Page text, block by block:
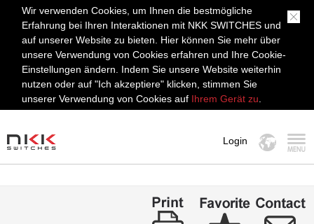
Wir verwenden Cookies, um Ihnen die bestmögliche
Erfahrung bei Ihren Interaktionen mit NKK SWITCHES und
auf unserer Website zu bieten. Hier können Sie mehr über
unsere Verwendung von Cookies erfahren und Ihre Cookie-
Einstellungen ändern. Indem Sie unsere Website weiterhin
nutzen oder auf "Ich akzeptiere" klicken, stimmen Sie
unserer Verwendung von Cookies auf Ihrem Gerät zu
Login